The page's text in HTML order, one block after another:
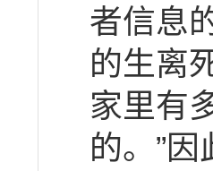
者信息
的生离
家里有
的。”